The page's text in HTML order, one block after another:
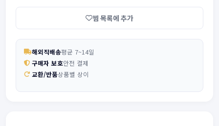
찜 목록에 추가
해외직배송평균 7~14일
구매자 보호안전 결제
교환/반품상품별 상이